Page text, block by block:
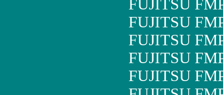
FUJITSU
FUJITSU
FUJITSU
FUJITSU
FUJITSU